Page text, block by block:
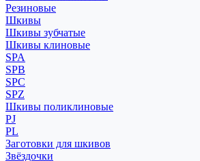
Резиновые
Шкивы
Шкивы зубчатые
Шкивы клиновые
SPA
SPB
SPC
SPZ
Шкивы поликлиновые
PJ
PL
Заготовки для шкивов
Звёздочки